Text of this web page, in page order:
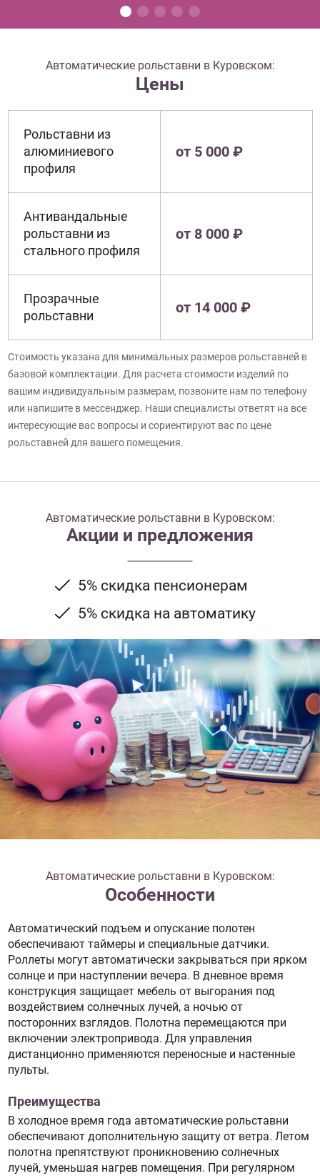
Автоматические рольставни в Куровском:
Цены
Рольставни из
алюминиевого
профиля
от 5 000 ₽
Антивандальные
рольставни из
стального профиля
от 8 000 ₽
Прозрачные
рольставни
от 14 000 ₽
Стоимость указана для минимальных размеров рольставней в
базовой комплектации. Для расчета стоимости изделий по
вашим индивидуальным размерам, позвоните нам по телефону
или напишите в мессенджер. Наши специалисты ответят на все
интересующие вас вопросы и сориентируют вас по цене
рольставней для вашего помещения.
Автоматические рольставни в Куровском:
Акции и предложения
5% скидка пенсионерам
5% скидка на автоматику
Автоматические рольставни в Куровском:
Особенности
Автоматический подъем и опускание полотен
обеспечивают таймеры и специальные датчики.
Роллеты могут автоматически закрываться при ярком
солнце и при наступлении вечера. В дневное время
конструкция защищает мебель от выгорания под
воздействием солнечных лучей, а ночью от
посторонних взглядов. Полотна перемещаются при
включении электропривода. Для управления
дистанционно применяются переносные и настенные
пульты.
Преимущества
В холодное время года автоматические рольставни
обеспечивают дополнительную защиту от ветра. Летом
полотна препятствуют проникновению солнечных
лучей, уменьшая нагрев помещения. При регулярном